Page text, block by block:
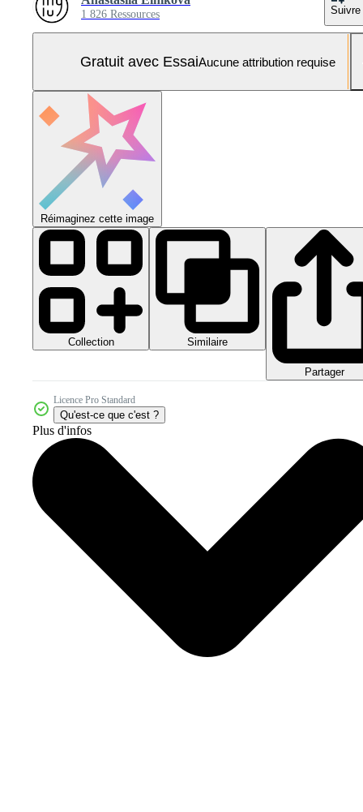
1 826 Ressources Suivre
Gratuit avec EssaiAucune attribution requise
Réimaginez cette image
Collection Similaire
Partager
Licence Pro Standard
Qu'est-ce que c'est ?
Plus d'infos